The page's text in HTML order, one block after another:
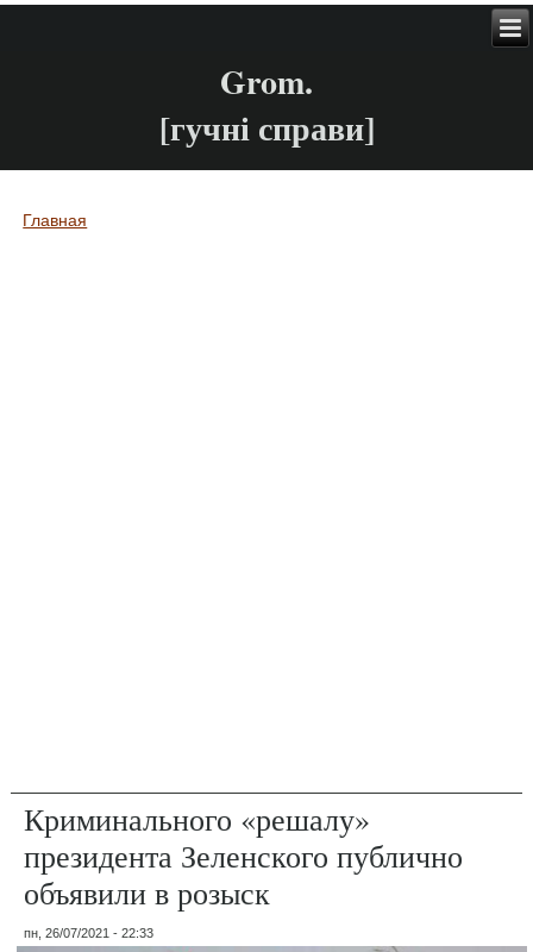
Grom.
[гучні справи]
Вы здесь
Главная
Криминального «решалу»
президента Зеленского публично
объявили в розыск
пн, 26/07/2021 - 22:33